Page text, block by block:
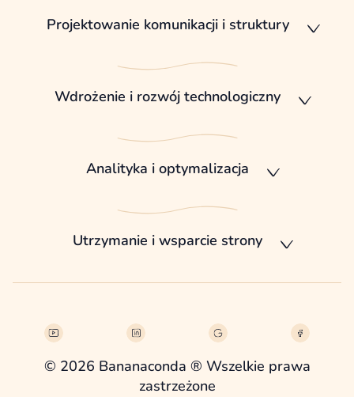
Projektowanie komunikacji i struktury
Wdrożenie i rozwój technologiczny
Analityka i optymalizacja
Utrzymanie i wsparcie strony
© 2026 Bananaconda ® Wszelkie prawa
zastrzeżone